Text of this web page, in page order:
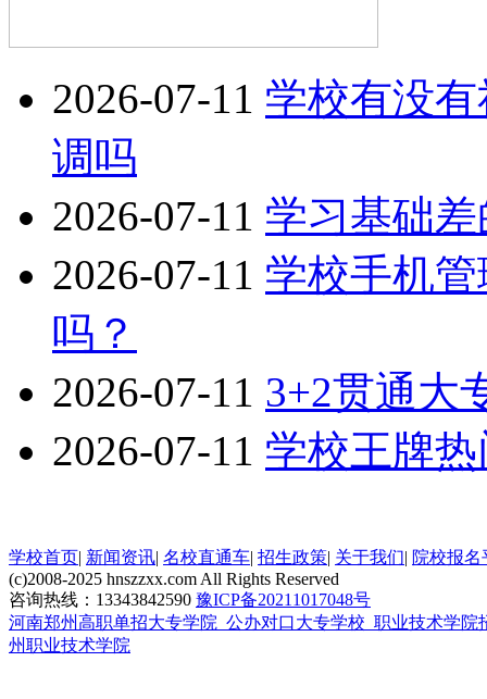
2026-07-11 学校有没
调吗
2026-07-11 学习基础
2026-07-11 学校手机
吗？
2026-07-11 3+2贯通大
2026-07-11 学校王牌
学校首页| 新闻资讯| 名校直通车| 招生政策| 关于我们| 院校报名
(c)2008-2025 hnszzxx.com All Rights Reserved
咨询热线：13343842590 豫ICP备20211017048号
河南郑州高职单招大专学院_公办对口大专学校_职业技术学院
州职业技术学院